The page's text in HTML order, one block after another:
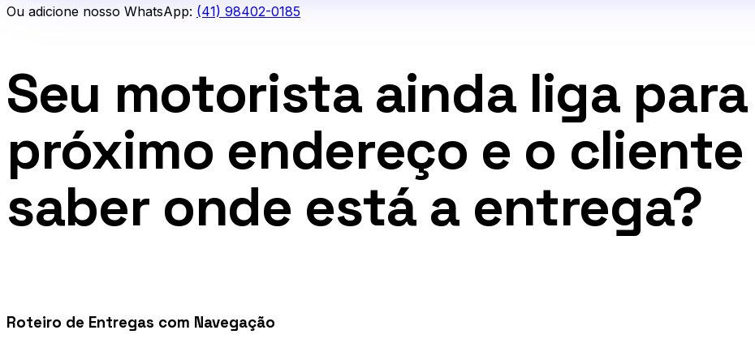
Ou adicione nosso WhatsApp: (41) 98402-0185
Seu motorista ainda liga
próximo endereço e o
saber onde está a entrega?
Roteiro de Entregas com Navegação